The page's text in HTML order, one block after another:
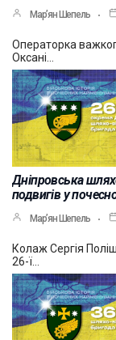
Мар’ян Шепель
Операторка
Оксані…
Дніпровська
подвигів у
Мар’ян Шепель
Колаж Сергія
26-ї…